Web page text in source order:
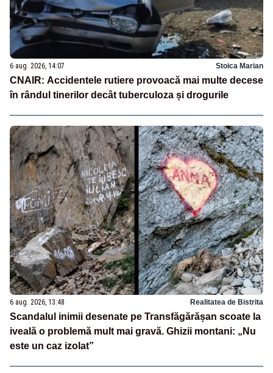
6 aug. 2026, 14:07 Stoica Marian
CNAIR: Accidentele rutiere provoacă mai multe decese
în rândul tinerilor decât tuberculoza și drogurile
6 aug. 2026, 13:48 Realitatea de Bistrita
Scandalul inimii desenate pe Transfăgărășan scoate la
iveală o problemă mult mai gravă. Ghizii montani: „Nu
este un caz izolat”